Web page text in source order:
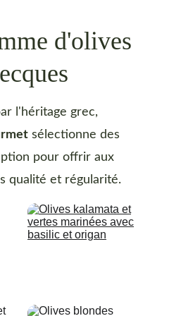
d'olives
l'héritage grec,
sélectionne des
pour offrir aux
qualité et régularité.